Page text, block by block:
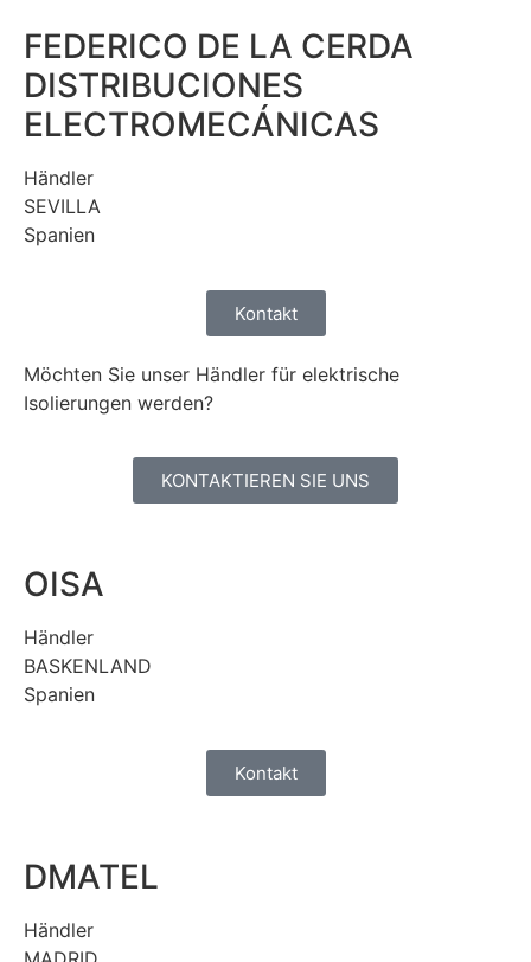
FEDERICO DE LA CERDA
DISTRIBUCIONES
ELECTROMECÁNICAS
Händler
SEVILLA
Spanien
Kontakt
Möchten Sie unser Händler für elektrische
Isolierungen werden?
KONTAKTIEREN SIE UNS
OISA
Händler
BASKENLAND
Spanien
Kontakt
DMATEL​​
Händler